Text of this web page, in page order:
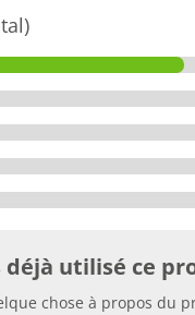
déjà utilisé ce
chose à propos du